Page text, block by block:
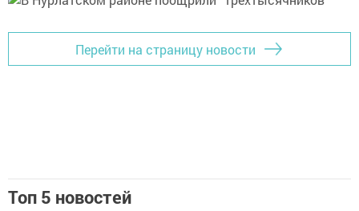
Перейти на страницу новости
Топ 5 новостей